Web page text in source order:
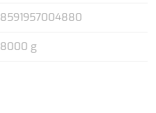
8591957004880
8000 g